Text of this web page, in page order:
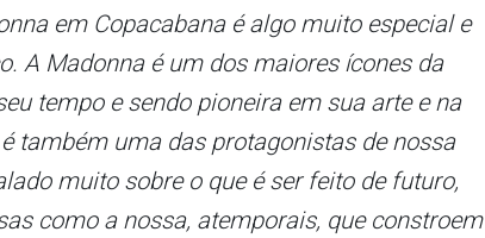
em Copacabana é algo muito especial e
A Madonna é um dos maiores ícones da
tempo e sendo pioneira em sua arte e na
também uma das protagonistas de nossa
muito sobre o que é ser feito de futuro,
como a nossa, atemporais, que constroem